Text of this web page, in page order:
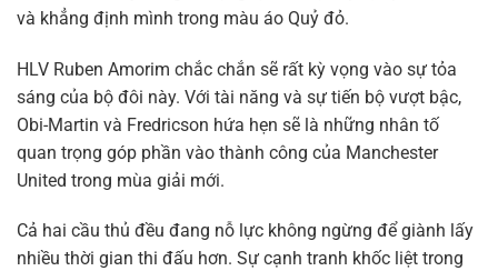
và khẳng định mình trong màu áo Quỷ đỏ.
HLV Ruben Amorim chắc chắn sẽ rất kỳ vọng vào sự tỏa
sáng của bộ đôi này. Với tài năng và sự tiến bộ vượt bậc,
Obi-Martin và Fredricson hứa hẹn sẽ là những nhân tố
quan trọng góp phần vào thành công của Manchester
United trong mùa giải mới.
Cả hai cầu thủ đều đang nỗ lực không ngừng để giành lấy
nhiều thời gian thi đấu hơn. Sự cạnh tranh khốc liệt trong